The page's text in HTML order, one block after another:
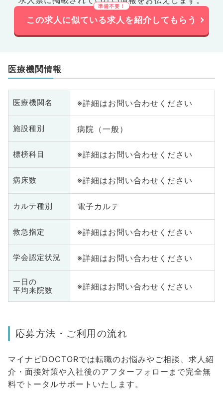
この求人に似ている求人を紹介してもらう
医療機関情報
医療機関名 ※詳細はお問い合わせください
施設種別 病院（一般）
標榜科目 ※詳細はお問い合わせください
病床数 ※詳細はお問い合わせください
カルテ種別 電子カルテ
救急指定 ※詳細はお問い合わせください
学会認定状況 ※詳細はお問い合わせください
一日の
平均来院数
※詳細はお問い合わせください
応募方法・ご利用の流れ
マイナビDOCTORでは転職のお悩みやご相談、求人紹
介・面接対策や入社後のアフターフォローまで完全無
料でトータルサポートいたします。